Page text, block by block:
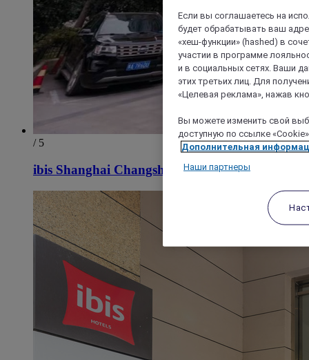
/ 5
ibis Shanghai Changshou Road Hotel
Если вы соглашаетесь на
будет обрабатывать ваш
«хеш-функции» (hashed) в
участии в программе
и в социальных сетях. Ваши
этих третьих лиц. Для
«Целевая реклама», нажав
Вы можете изменить свой
доступную по ссылке
Дополнительная
Наши партнеры